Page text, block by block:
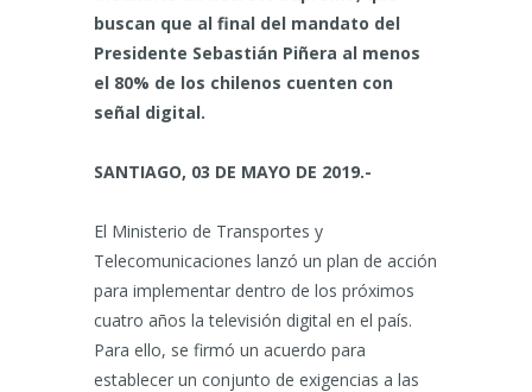
buscan que al final del mandato del
Presidente Sebastián Piñera al menos
el 80% de los chilenos cuenten con
señal digital.
SANTIAGO, 03 DE MAYO DE 2019.-
El Ministerio de Transportes y
Telecomunicaciones lanzó un plan de acción
para implementar dentro de los próximos
cuatro años la televisión digital en el país.
Para ello, se firmó un acuerdo para
establecer un conjunto de exigencias a las